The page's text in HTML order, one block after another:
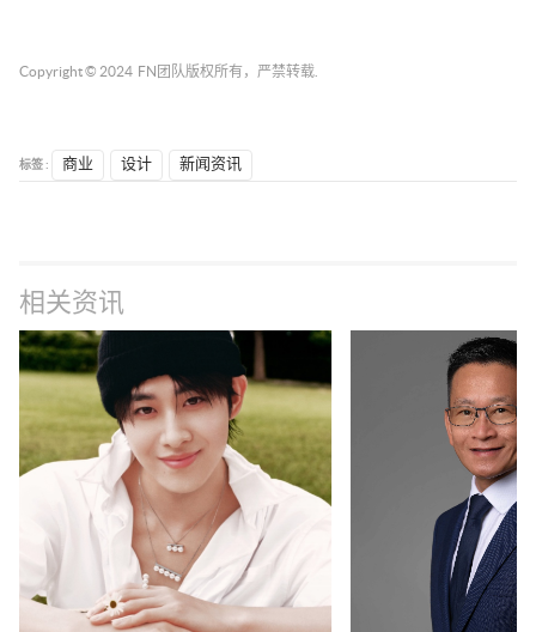
Copyright © 2024 FN团队 版权所有，严禁转载.
标签 : 商业 设计 新闻资讯
相关资讯